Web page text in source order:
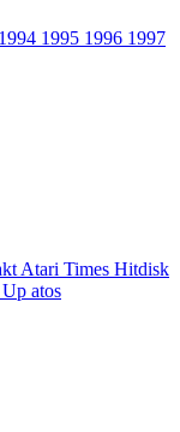
1994 1995 1996 1997
Atari Times Hitdisk
Up atos